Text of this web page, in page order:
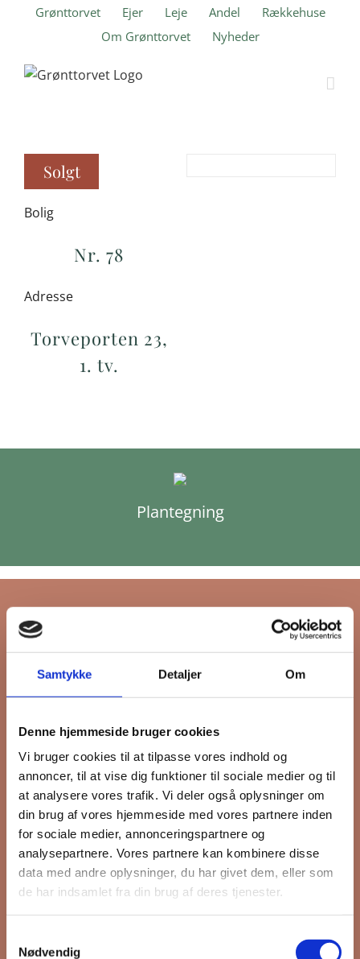
Samtykke Detaljer Om
Denne hjemmeside bruger cookies
Vi bruger cookies til at tilpasse vores indhold og
annoncer, til at vise dig funktioner til sociale medier og til
at analysere vores trafik. Vi deler også oplysninger om
din brug af vores hjemmeside med vores partnere inden
for sociale medier, annonceringspartnere og
analysepartnere. Vores partnere kan kombinere disse
data med andre oplysninger, du har givet dem, eller som
de har indsamlet fra din brug af deres tjenester.
Nødvendig
Grønttorvet Ejer Leje Andel
Rækkehuse
Om Grønttorvet
Nyheder
Solgt
Bolig
Nr. 78
Adresse
Torveporten 23,
1. tv.
Plantegning
Tilmeld dig FB
nyhedsbrev
Hold dig opdateret på hvad der sker
på Grønttorvet. I vores nyhedsbrev
sender vi blandt andet invitation til
VIP Åbent Hus, når vi sætter nye
boliger til salg og udlejning, så du